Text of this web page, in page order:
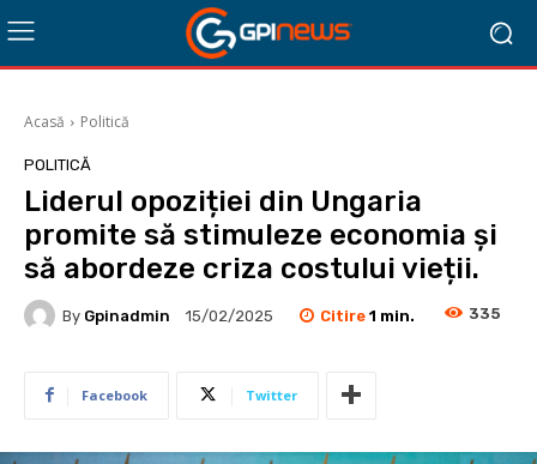
Acasă Politică
POLITICĂ
Liderul opoziției din Ungaria
promite să stimuleze economia și
să abordeze criza costului vieții.
By Gpinadmin 15/02/2025 Citire 1 min. 335
Facebook Twitter